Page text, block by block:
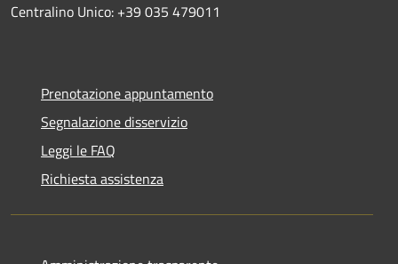
Centralino Unico: +39 035 479011
Prenotazione appuntamento
Segnalazione disservizio
Leggi le FAQ
Richiesta assistenza